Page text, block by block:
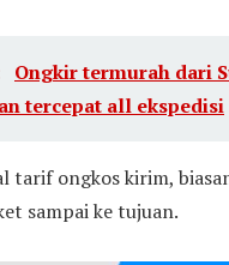
Ongkir termurah dari
tercepat all ekspedisi
tarif ongkos kirim,
sampai ke tujuan.